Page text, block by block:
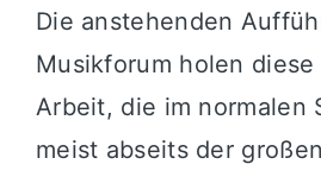
Die anstehenden
Musikforum holen
Arbeit, die im normalen
meist abseits der